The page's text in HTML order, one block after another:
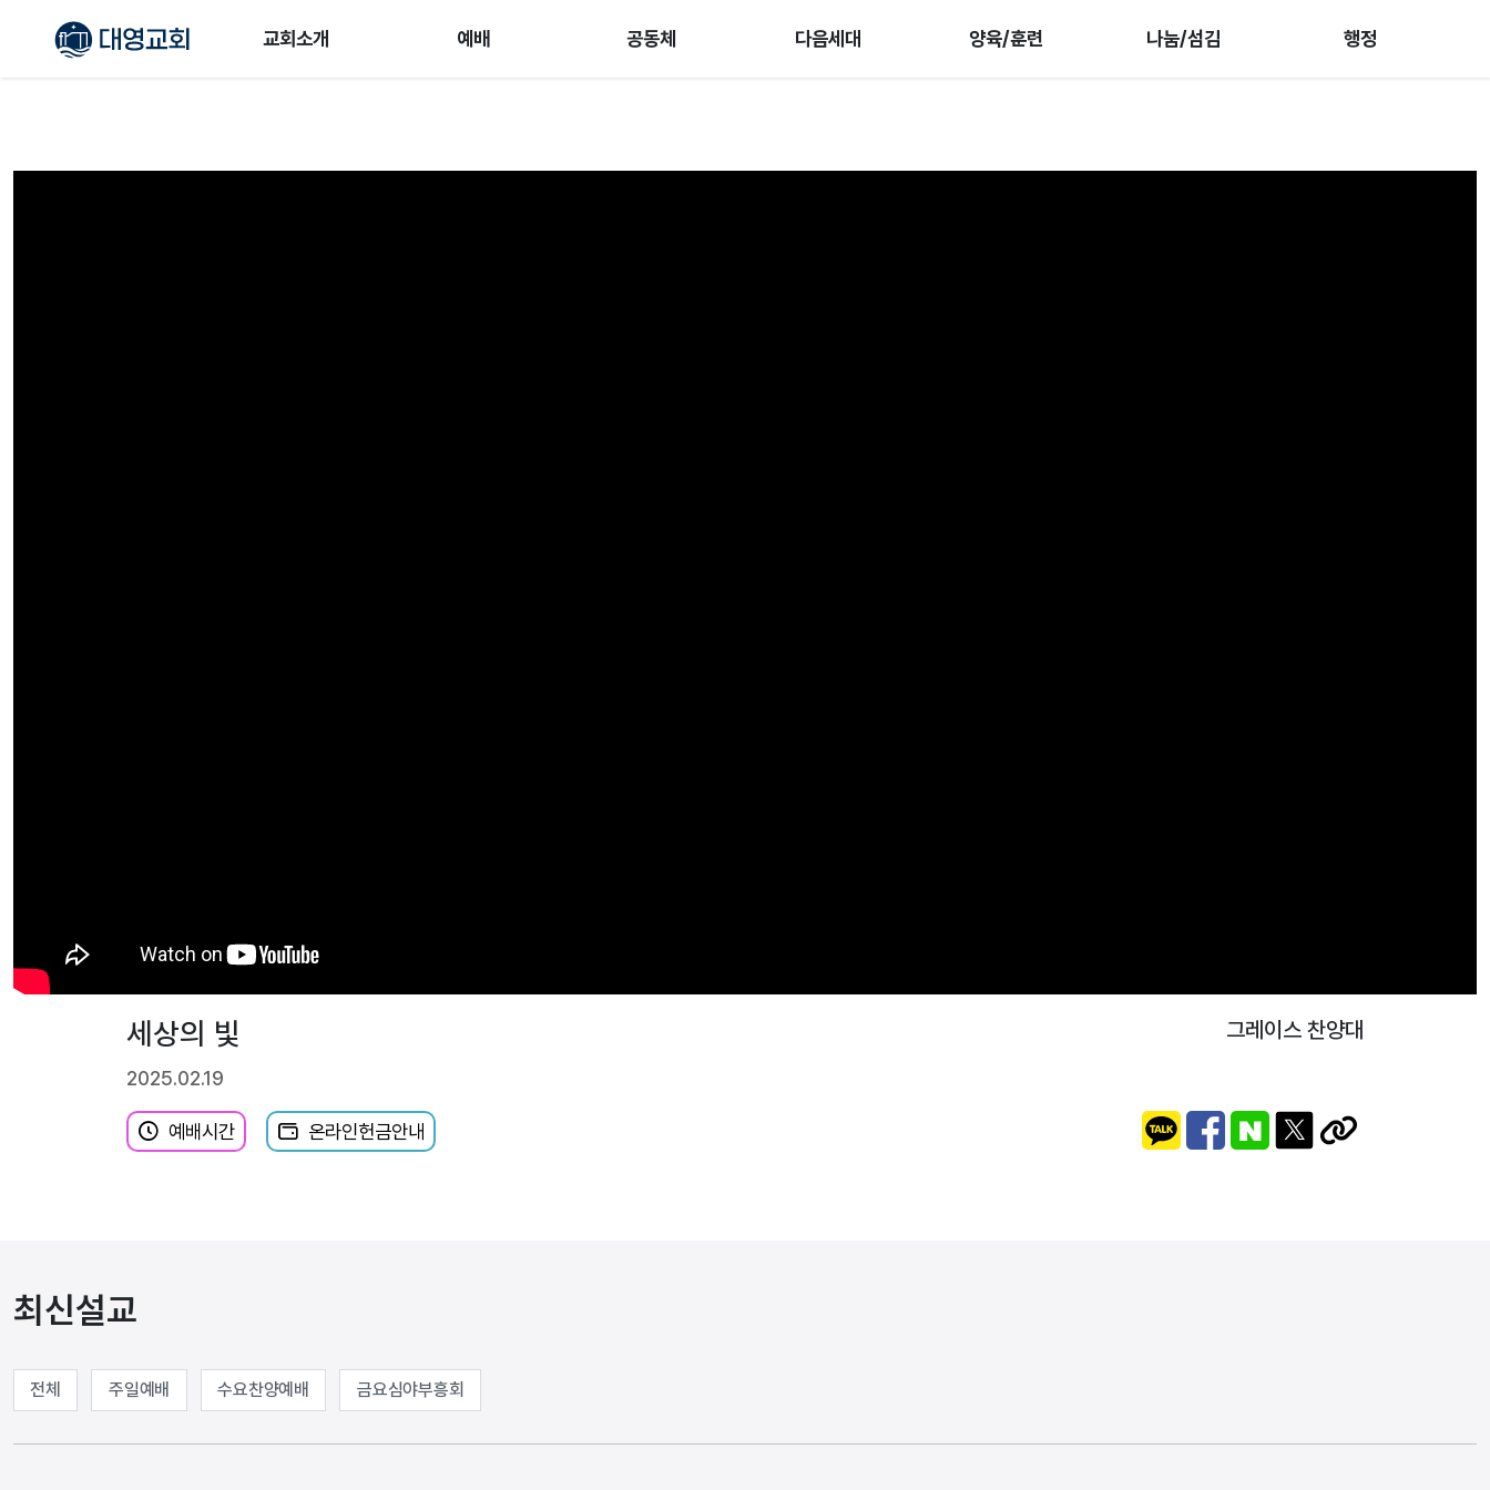
교회소개 예배 공동체 다음세대 양육/훈련 나눔/섬김 행정
세상의 빛
2025.02.19
그레이스 찬양대
예배시간 온라인헌금안내
최신설교
전체 주일예배 수요찬양예배 금요심야부흥회